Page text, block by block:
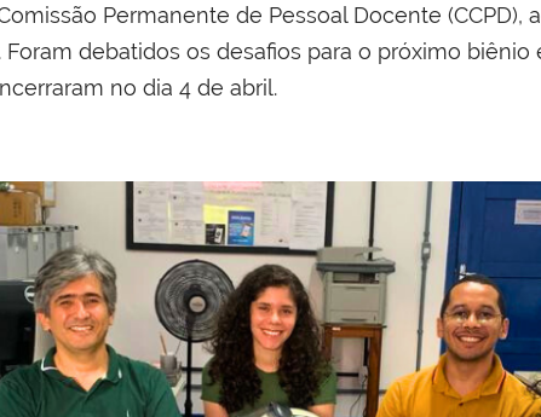
Permanente de Pessoal Docente (CCPD),
debatidos os desafios para o próximo
no dia 4 de abril.